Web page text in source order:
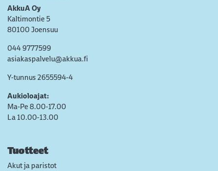
AkkuA Oy
Kaltimontie 5
80100 Joensuu
044 9777599
asiakaspalvelu@akkua.fi
Y-tunnus 2655594-4
Aukioloajat:
Ma-Pe 8.00-17.00
La 10.00-13.00
Tuotteet
Akut ja paristot